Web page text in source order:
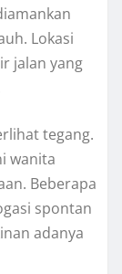
Lokasi
jalan yang
tegang.
wanita
Beberapa
spontan
adanya